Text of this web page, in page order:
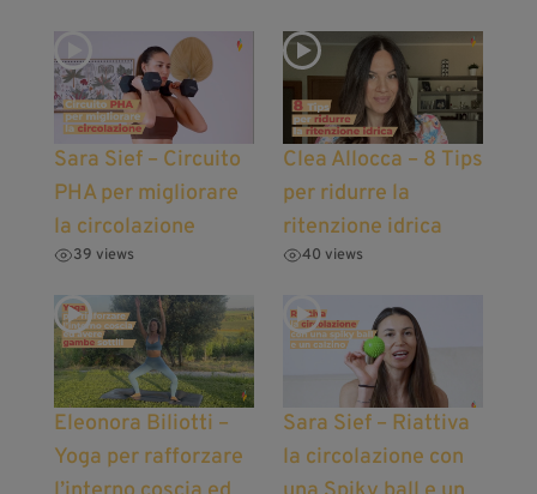
Sara Sief – Circuito
PHA per migliorare
la circolazione
39 views
Clea Allocca – 8 Tips
per ridurre la
ritenzione idrica
40 views
Eleonora Biliotti –
Yoga per rafforzare
Sara Sief – Riattiva
la circolazione con